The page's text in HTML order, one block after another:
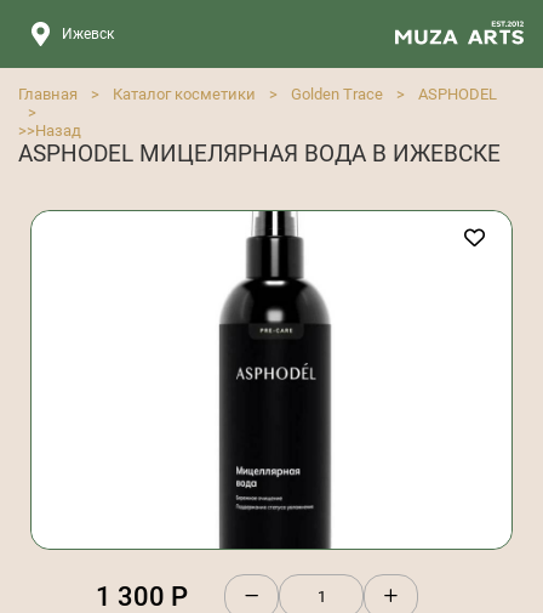
Ижевск
Главная > Каталог косметики > Golden Trace >
ASPHODEL
>
>>Назад
ASPHODEL МИЦЕЛЯРНАЯ ВОДА В ИЖЕВСКЕ
1 300 Р